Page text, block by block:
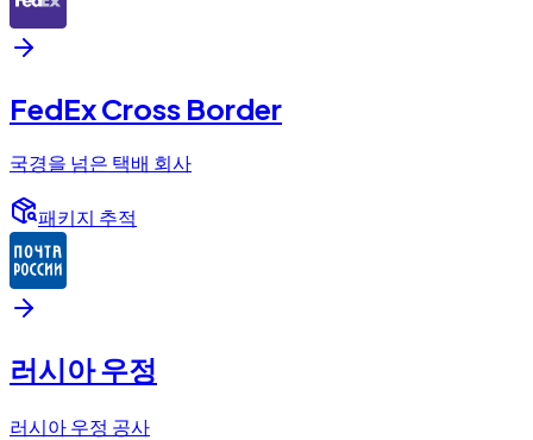
FedEx Cross Border
국경을 넘은 택배 회사
패키지 추적
러시아 우정
러시아 우정 공사